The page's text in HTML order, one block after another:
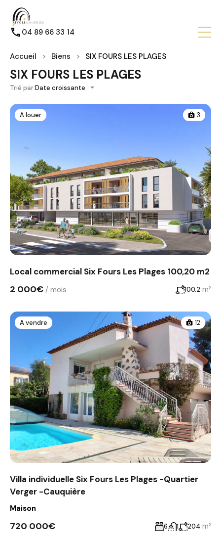
04 89 66 33 14
Accueil Biens SIX FOURS LES PLAGES
SIX FOURS LES PLAGES
Trié par:Date croissante
A louer 3
Local commercial Six Fours Les Plages 100,20 m2
2 000€ / mois 100.2 m²
A vendre 12
Villa individuelle Six Fours Les Plages -Quartier
Verger -Cauquière
Maison
720 000€ 6 1 204 m²